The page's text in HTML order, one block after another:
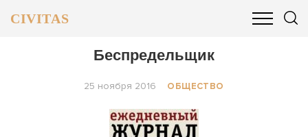
CIVITAS
ОБЩЕСТВО БИЗНЕС И ФИНАНСЫ
Беспредельщик
25 ноября 2016 ОБЩЕСТВО